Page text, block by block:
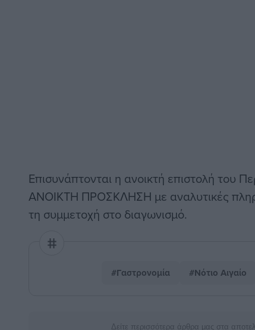
Επισυνάπτονται η ανοικτή επιστολή του
ΑΝΟΙΚΤΗ ΠΡΟΣΚΛΗΣΗ με αναλυτικές
τη συμμετοχή στο διαγωνισμό.
#Γαστρονομία #Νότιο Αιγαίο
Δείτε περισσότερα άρθρα μας στα